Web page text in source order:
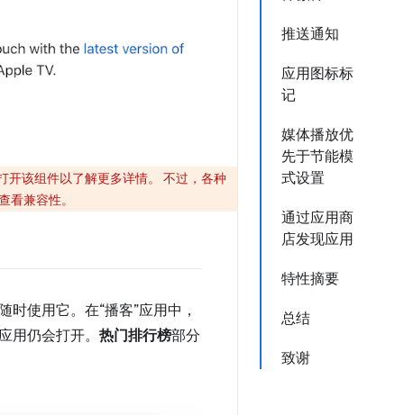
推送通知
应用图标标
记
媒体播放优
先于节能模
式设置
通过应用商
店发现应用
特性摘要
总结
致谢
开该组件以了解更多详情。 不过，各种
看兼容性。
使用它。在“播客”应用中，
用仍会打开。 热门排行榜部分